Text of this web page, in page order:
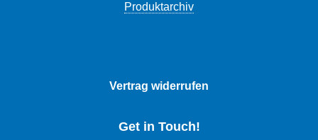
Produktarchiv
Vertrag widerrufen
Get in Touch!